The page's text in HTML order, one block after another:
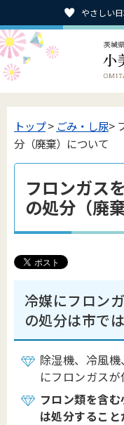
やさしい
トップ> ごみ・し尿>
分（廃棄）について
フロンガス
の処分（廃
冷媒にフロン
の処分は市で
除湿機、冷風
にフロンガス
フロン類を含
は処分するこ